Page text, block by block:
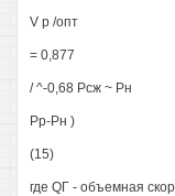
V р /опт
= 0,877
/ ^-0,68 Рсж ~ Рн
Рр-Рн )
(15)
где QГ - объемная